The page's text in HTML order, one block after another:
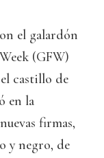
el galardón
(GFW)
castillo de
en la
firmas,
y negro, de